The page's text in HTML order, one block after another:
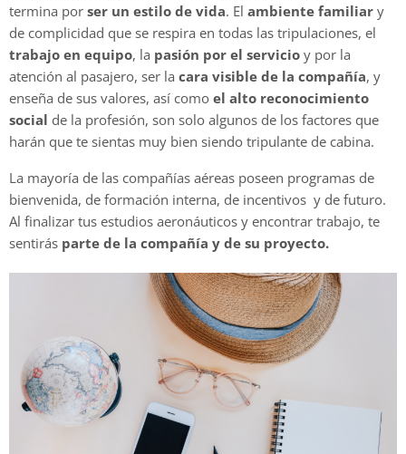
termina por ser un estilo de vida. El ambiente familiar y
de complicidad que se respira en todas las tripulaciones, el
trabajo en equipo, la pasión por el servicio y por la
atención al pasajero, ser la cara visible de la compañía, y
enseña de sus valores, así como el alto reconocimiento
social de la profesión, son solo algunos de los factores que
harán que te sientas muy bien siendo tripulante de cabina.
La mayoría de las compañías aéreas poseen programas de
bienvenida, de formación interna, de incentivos y de futuro.
Al finalizar tus estudios aeronáuticos y encontrar trabajo, te
sentirás parte de la compañía y de su proyecto.